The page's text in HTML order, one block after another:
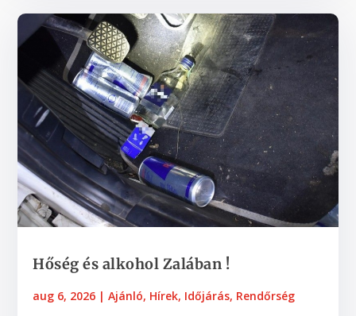
Hőség és alkohol Zalában !
aug 6, 2026 |Ajánló, Hírek, Időjárás, Rendőrség